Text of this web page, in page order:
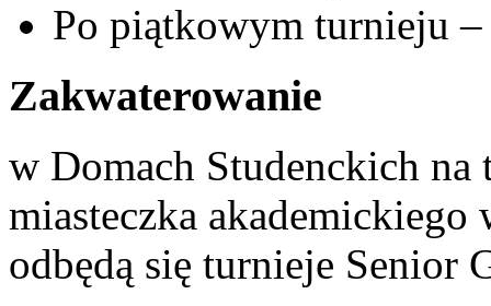
Po piątkowym turnieju
Zakwaterowanie
w Domach Studenckich na
miasteczka
odbędą się turnieje Senior